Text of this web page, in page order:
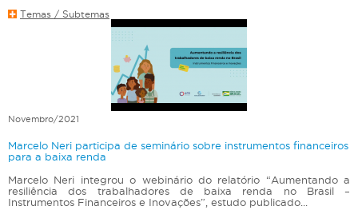
Temas / Subtemas
Novembro/2021
Marcelo Neri participa de seminário sobre instrumentos financeiros
para a baixa renda
Marcelo Neri integrou o webinário do relatório “Aumentando a
resiliência dos trabalhadores de baixa renda no Brasil –
Instrumentos Financeiros e Inovações”, estudo publicado...